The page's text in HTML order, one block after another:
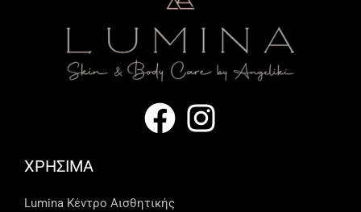
ΧΡΗΣΙΜΑ
Lumina Kέντρο Αισθητικής